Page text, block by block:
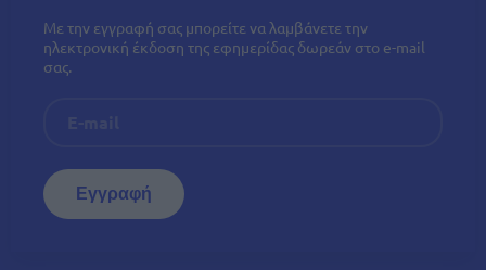
Με την εγγραφή σας μπορείτε να λαμβάνετε την
ηλεκτρονική έκδοση της εφημερίδας δωρεάν στο e-mail
σας.